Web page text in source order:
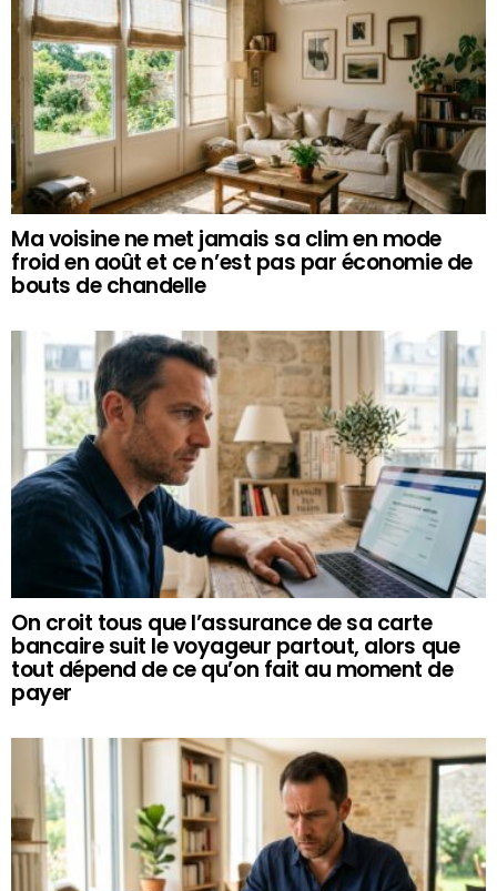
Ma voisine ne met jamais sa clim en mode
froid en août et ce n’est pas par économie de
bouts de chandelle
On croit tous que l’assurance de sa carte
bancaire suit le voyageur partout, alors que
tout dépend de ce qu’on fait au moment de
payer